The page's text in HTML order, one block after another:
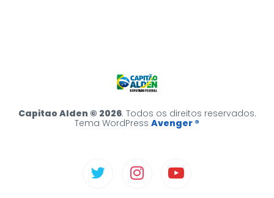
Capitao Alden © 2026. Todos os direitos reservados.
Tema WordPress Avenger ®